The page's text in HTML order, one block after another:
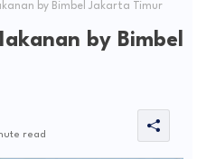
by Bimbel Jakarta Timur
by Bimbel
read